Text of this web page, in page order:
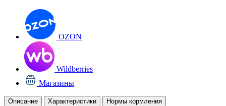
OZON
Wildberries
Магазины
Описание Характеристики Нормы кормления